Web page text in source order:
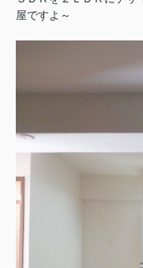
屋ですよ～